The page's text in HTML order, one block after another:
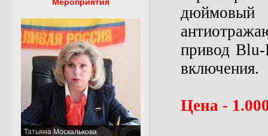
Татьяна Москалькова
дюймовый
привод Blu-
включения.
Цена -